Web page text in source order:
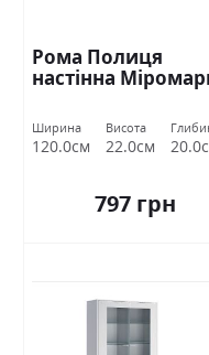
Рома Полиця
настінна
Ширина
120.0см
Висота
22.0см
797 грн